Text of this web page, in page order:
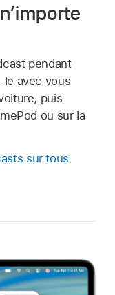
pendant
le avec vous
puis
ou sur la
sur tous